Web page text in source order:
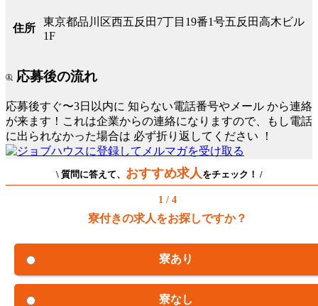
住所
東京都品川区西五反田7丁目19番1号五反田高木ビル
1F
応募後の流れ
応募後すぐ〜3日以内に 知らない電話番号やメール から連絡
が来ます！これは企業からの連絡になりますので、もし電話
に出られなかった場合は 必ず折り返してください ！
\ 質問に答えて、 おすすめ求人 をチェック！ /
1 / 4
寮付きの求人をお探しですか？
寮あり
寮なし